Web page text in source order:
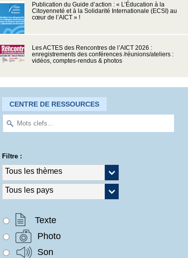
Publication du Guide d’action : « L’Éducation à la
Citoyenneté et à la Solidarité Internationale (ECSI) au
cœur de l’AICT » !
Les ACTES des Rencontres de l’AICT 2026 :
enregistrements des conférences /réunions/ateliers :
vidéos, comptes-rendus & photos
CENTRE DE RESSOURCES
Filtre :
Texte
Photo
Son